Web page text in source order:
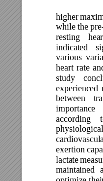
higher
while the
resting
indicated
various vari
heart rate
study
experienced
between
importance
according
exertion
lactate
maintained